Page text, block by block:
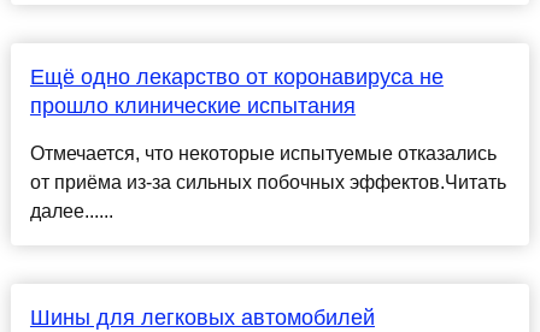
Ещё одно лекарство от коронавируса не
прошло клинические испытания
Отмечается, что некоторые испытуемые отказались
от приёма из-за сильных побочных эффектов.Читать
далее......
Шины для легковых автомобилей